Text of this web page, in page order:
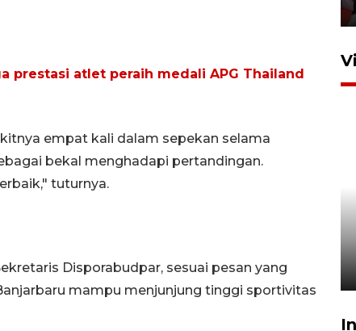
prestasi atlet peraih medali APG Thailand
empat kali dalam sepekan selama
bekal menghadapi pertandingan.
tuturnya.
Disporabudpar, sesuai pesan yang
mampu menjunjung tinggi sportivitas
Feature - Kalsel Merangkul
30 Juli 2026 17:51